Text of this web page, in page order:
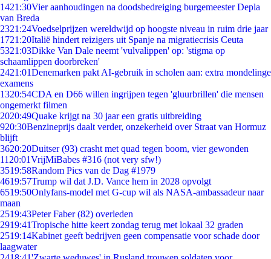
1421:30Vier aanhoudingen na doodsbedreiging burgemeester Depla
van Breda
2321:24Voedselprijzen wereldwijd op hoogste niveau in ruim drie jaar
1721:20Italië hindert reizigers uit Spanje na migratiecrisis Ceuta
5321:03Dikke Van Dale neemt 'vulvalippen' op: 'stigma op
schaamlippen doorbreken'
2421:01Denemarken pakt AI-gebruik in scholen aan: extra mondelinge
examens
1320:54CDA en D66 willen ingrijpen tegen 'gluurbrillen' die mensen
ongemerkt filmen
2020:49Quake krijgt na 30 jaar een gratis uitbreiding
920:30Benzineprijs daalt verder, onzekerheid over Straat van Hormuz
blijft
3620:20Duitser (93) crasht met quad tegen boom, vier gewonden
11 20:01VrijMiBabes #316 (not very sfw!)
3519:58Random Pics van de Dag #1979
4619:57Trump wil dat J.D. Vance hem in 2028 opvolgt
6519:50Onlyfans-model met G-cup wil als NASA-ambassadeur naar
maan
2519:43Peter Faber (82) overleden
2919:41Tropische hitte keert zondag terug met lokaal 32 graden
2519:14Kabinet geeft bedrijven geen compensatie voor schade door
laagwater